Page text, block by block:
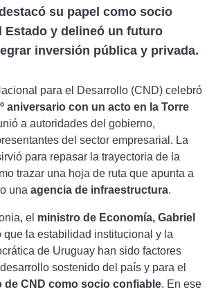
su papel como socio
Estado y delineó un futuro
inversión pública y privada.
para el Desarrollo (CND) celebró
aniversario con un acto en la Torre
a autoridades del gobierno,
del sector empresarial. La
para repasar la trayectoria de la
trazar una hoja de ruta que apunta a
una agencia de infraestructura.
el ministro de Economía, Gabriel
que la estabilidad institucional y la
de Uruguay han sido factores
sostenido del país y para el
de CND como socio confiable. En ese